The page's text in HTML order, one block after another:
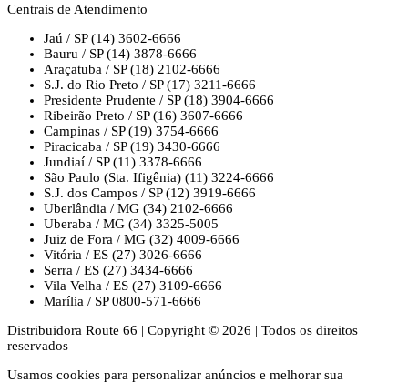
Centrais de Atendimento
Jaú / SP (14) 3602-6666
Bauru / SP (14) 3878-6666
Araçatuba / SP (18) 2102-6666
S.J. do Rio Preto / SP (17) 3211-6666
Presidente Prudente / SP (18) 3904-6666
Ribeirão Preto / SP (16) 3607-6666
Campinas / SP (19) 3754-6666
Piracicaba / SP (19) 3430-6666
Jundiaí / SP (11) 3378-6666
São Paulo (Sta. Ifigênia) (11) 3224-6666
S.J. dos Campos / SP (12) 3919-6666
Uberlândia / MG (34) 2102-6666
Uberaba / MG (34) 3325-5005
Juiz de Fora / MG (32) 4009-6666
Vitória / ES (27) 3026-6666
Serra / ES (27) 3434-6666
Vila Velha / ES (27) 3109-6666
Marília / SP 0800-571-6666
Distribuidora Route 66 | Copyright © 2026 | Todos os direitos
reservados
Usamos cookies para personalizar anúncios e melhorar sua